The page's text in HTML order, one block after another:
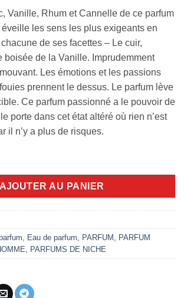
Vanille, Rhum et Cannelle de ce parfum
les sens les plus exigeants en
de ses facettes – Le cuir,
boisée de la Vanille. Imprudemment
Les émotions et les passions
prennent le dessus. Le parfum lève
Ce parfum passionné a le pouvoir de
porte dans cet état altéré où rien n’est
il n’y a plus de risques.
Initio 90ml edp
AJOUTER AU PANIER
Eau de parfum PARFUM
PARFUM
PARFUMS DE NICHE